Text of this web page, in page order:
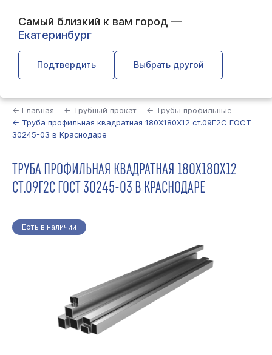
Самый близкий к вам город —
Екатеринбург
Подтвердить Выбрать другой
← Главная ← Трубный прокат
← Трубы профильные
← Труба профильная квадратная 180Х180Х12 ст.09Г2С ГОСТ
30245-03 в Краснодаре
ТРУБА ПРОФИЛЬНАЯ КВАДРАТНАЯ 180Х180Х12
СТ.09Г2С ГОСТ 30245-03 В КРАСНОДАРЕ
Есть в наличии